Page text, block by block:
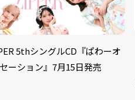
5thシングルCD『ぱわーオ
ーション』7月15日発売